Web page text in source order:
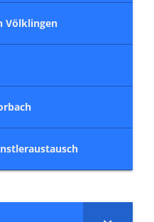
Völklingen